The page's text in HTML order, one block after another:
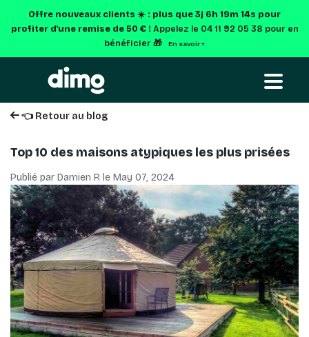
Offre nouveaux clients ☀️ : plus que3j 6h 19m 13s pour
profiter d'une remise de 50 € ! Appelez le 04 11 92 05 38 pour en
bénéficier 🎁
En savoir +
👈 Retour au blog
Top 10 des maisons atypiques les plus prisées
Publié par Damien R le May 07, 2024